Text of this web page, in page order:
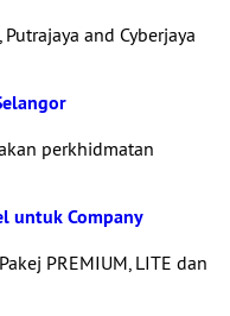
and Cyberjaya
perkhidmatan
untuk Company
PREMIUM, LITE dan